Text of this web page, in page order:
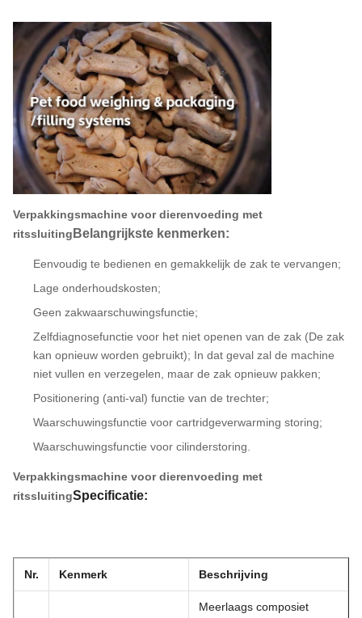
Verpakkingsmachine voor dierenvoeding met
ritssluiting Belangrijkste kenmerken:
Eenvoudig te bedienen en gemakkelijk de zak te vervangen;
Lage onderhoudskosten;
Geen zakwaarschuwingsfunctie;
Zelfdiagnosefunctie voor het niet openen van de zak (De zak
kan opnieuw worden gebruikt); In dat geval zal de machine
niet vullen en verzegelen, maar de zak opnieuw pakken;
Positionering (anti-val) functie van de trechter;
Waarschuwingsfunctie voor cartridgeverwarming storing;
Waarschuwingsfunctie voor cilinderstoring.
Verpakkingsmachine voor dierenvoeding met
ritssluitingSpecificatie:
Nr. Kenmerk Beschrijving
Meerlaags composiet